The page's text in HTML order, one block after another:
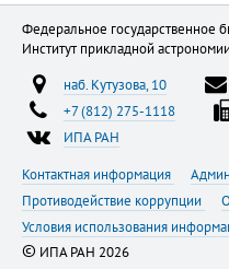
Федеральное государственное
Институт прикладной
наб. Кутузова, 10
+7 (812) 275-1118
ИПА РАН
Контактная информация
Противодействие коррупции
Условия использования
© ИПА РАН 2026